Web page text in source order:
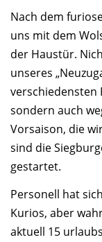
Nach dem
uns mit dem
der Haustür.
unseres
verschiedensten
sondern auch
Vorsaison, die
sind die
gestartet.
Personell hat
Kurios, aber
aktuell 15